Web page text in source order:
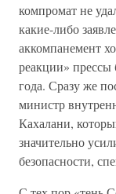
компромат не
какие-либо
аккомпанемент
реакции»
года. Сразу же
министр
Кахалани,
значительно
безопасности,